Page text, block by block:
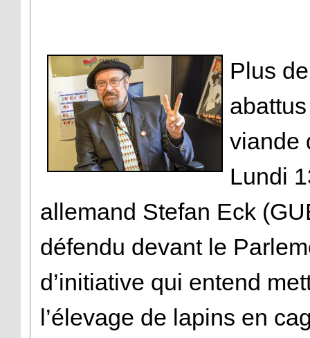
Plus
viande
Lundi
allemand Stefan Eck
défendu devant le
d’initiative qui entend
l’élevage de lapins en